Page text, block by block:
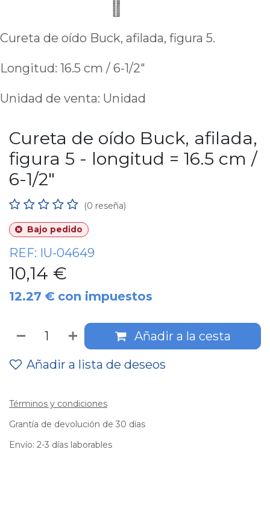
Cureta de oído Buck, afilada, figura 5.
Longitud: 16.5 cm / 6-1/2"
Unidad de venta: Unidad
Cureta de oído Buck, afilada,
figura 5 - longitud = 16.5 cm /
6-1/2"
(0 reseña)
Bajo pedido
REF: IU-04649
10,14 €
12.27 € con impuestos
Añadir a la cesta
Añadir a lista de deseos
Términos y condiciones
Grantía de devolución de 30 días
Envío: 2-3 días laborables